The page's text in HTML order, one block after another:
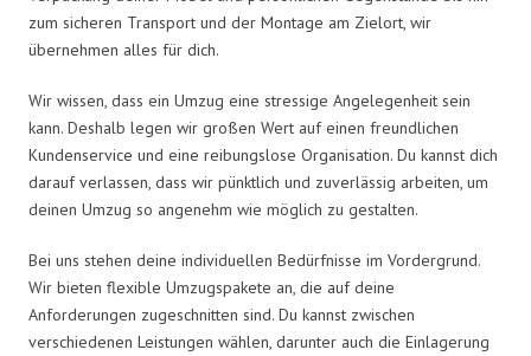
zum sicheren Transport und der Montage am Zielort, wir
übernehmen alles für dich.
Wir wissen, dass ein Umzug eine stressige Angelegenheit sein
kann. Deshalb legen wir großen Wert auf einen freundlichen
Kundenservice und eine reibungslose Organisation. Du kannst dich
darauf verlassen, dass wir pünktlich und zuverlässig arbeiten, um
deinen Umzug so angenehm wie möglich zu gestalten.
Bei uns stehen deine individuellen Bedürfnisse im Vordergrund.
Wir bieten flexible Umzugspakete an, die auf deine
Anforderungen zugeschnitten sind. Du kannst zwischen
verschiedenen Leistungen wählen, darunter auch die Einlagerung